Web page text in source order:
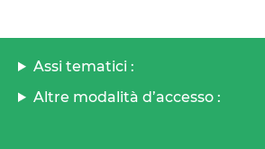
Assi tematici :
Altre modalità d’accesso :